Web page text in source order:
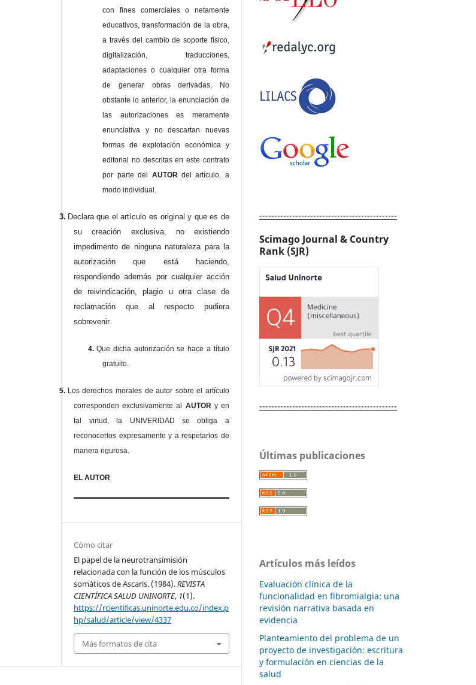
con fines comerciales o netamente
educativos, transformación de la obra,
a través del cambio de soporte físico,
digitalización, traducciones,
adaptaciones o cualquier otra forma
de generar obras derivadas. No
obstante lo anterior, la enunciación de
las autorizaciones es meramente
enunciativa y no descartan nuevas
formas de explotación económica y
editorial no descritas en este contrato
por parte del AUTORdel artículo, a
modo individual.
3. Declara que el artículo es original y que es de
su creación exclusiva, no existiendo
impedimento de ninguna naturaleza para la
autorización que está haciendo,
respondiendo además por cualquier acción
de reivindicación, plagio u otra clase de
reclamación que al respecto pudiera
sobrevenir.
4. Que dicha autorización se hace a título
gratuito.
5. Los derechos morales de autor sobre el artículo
corresponden exclusivamente al AUTOR y en
tal virtud, la UNIVERIDAD se obliga a
reconocerlos expresamente y a respetarlos de
manera rigurosa.
EL AUTOR
Cómo citar
El papel de la neurotransimisión
relacionada con la función de los músculos
somáticos de Ascaris. (1984).REVISTA
CIENTÍFICA SALUD UNINORTE, 1(1).
https://rcientificas.uninorte.edu.co/index.p
hp/salud/article/view/4337
Más formatos de cita
----------------------------------------------
Scimago Journal & Country
Rank (SJR)
----------------------------------------------
Últimas publicaciones
Artículos más leídos
Evaluación clínica de la
funcionalidad en fibromialgia: una
revisión narrativa basada en
evidencia
Planteamiento del problema de un
proyecto de investigación: escritura
y formulación en ciencias de la
salud